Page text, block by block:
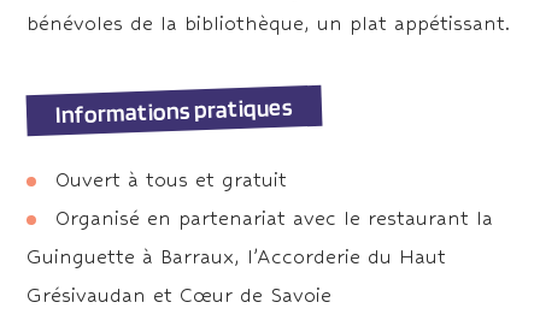
bénévoles de la bibliothèque, un plat appétissant.
Informations pratiques
Ouvert à tous et gratuit
Organisé en partenariat avec le restaurant la
Guinguette à Barraux, l’Accorderie du Haut
Grésivaudan et Cœur de Savoie